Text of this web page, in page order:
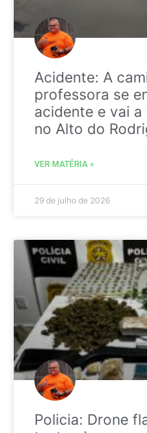
Acidente: A
professora se
acidente e vai a
no Alto do
VER MATÉRIA »
29 de julho de 2026
Policia: Drone